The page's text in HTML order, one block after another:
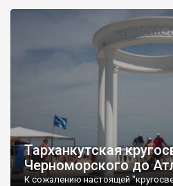
Тарханкутская
Черноморского до
К сожалению настоящей